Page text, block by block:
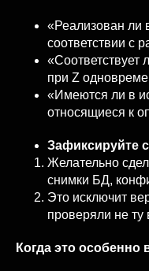
«Реализован ли
соответствии с
«Соответствует
при Z
«Имеются ли в
относящиеся к
Зафиксируйте
Желательно
снимки БД,
Это исключит
проверяли не ту
Когда это особенно